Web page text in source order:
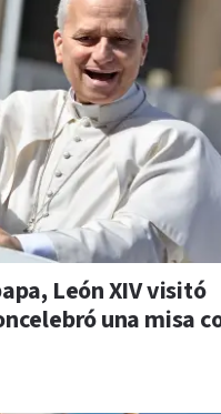
León XIV visitó
una misa